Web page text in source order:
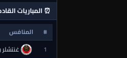
⏰ المباريات
# المنافس
1
غنتشلر